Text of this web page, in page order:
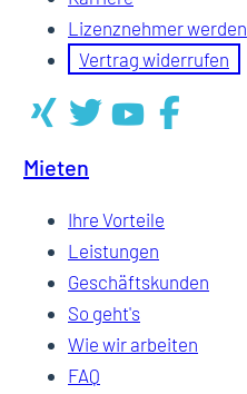
Lizenznehmer werden
Vertrag widerrufen
Mieten
Ihre Vorteile
Leistungen
Geschäftskunden
So geht's
Wie wir arbeiten
FAQ